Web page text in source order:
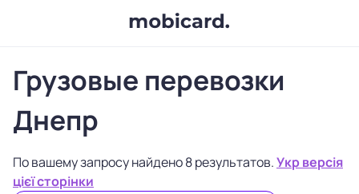
Грузовые перевозки
Днепр
По вашему запросу найдено 8 результатов.Укр версія
цієї сторінки